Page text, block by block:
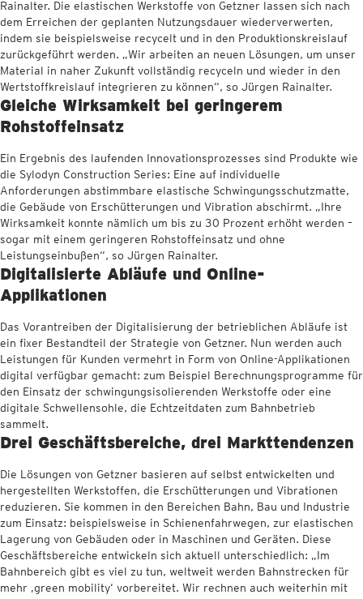
Rainalter. Die elastischen Werkstoffe von Getzner lassen sich nach
dem Erreichen der geplanten Nutzungsdauer wiederverwerten,
indem sie beispielsweise recycelt und in den Produktionskreislauf
zurückgeführt werden. „Wir arbeiten an neuen Lösungen, um unser
Material in naher Zukunft vollständig recyceln und wieder in den
Wertstoffkreislauf integrieren zu können“, so Jürgen Rainalter.
Gleiche Wirksamkeit bei geringerem
Rohstoffeinsatz
Ein Ergebnis des laufenden Innovationsprozesses sind Produkte wie
die Sylodyn Construction Series: Eine auf individuelle
Anforderungen abstimmbare elastische Schwingungsschutzmatte,
die Gebäude von Erschütterungen und Vibration abschirmt. „Ihre
Wirksamkeit konnte nämlich um bis zu 30 Prozent erhöht werden –
sogar mit einem geringeren Rohstoffeinsatz und ohne
Leistungseinbußen“, so Jürgen Rainalter.
Digitalisierte Abläufe und Online-
Applikationen
Das Vorantreiben der Digitalisierung der betrieblichen Abläufe ist
ein fixer Bestandteil der Strategie von Getzner. Nun werden auch
Leistungen für Kunden vermehrt in Form von Online-Applikationen
digital verfügbar gemacht: zum Beispiel Berechnungsprogramme für
den Einsatz der schwingungsisolierenden Werkstoffe oder eine
digitale Schwellensohle, die Echtzeitdaten zum Bahnbetrieb
sammelt.
Drei Geschäftsbereiche, drei Markttendenzen
Die Lösungen von Getzner basieren auf selbst entwickelten und
hergestellten Werkstoffen, die Erschütterungen und Vibrationen
reduzieren. Sie kommen in den Bereichen Bahn, Bau und Industrie
zum Einsatz: beispielsweise in Schienenfahrwegen, zur elastischen
Lagerung von Gebäuden oder in Maschinen und Geräten. Diese
Geschäftsbereiche entwickeln sich aktuell unterschiedlich: „Im
Bahnbereich gibt es viel zu tun, weltweit werden Bahnstrecken für
mehr ‚green mobility‘ vorbereitet. Wir rechnen auch weiterhin mit